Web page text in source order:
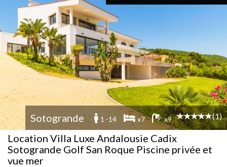
Sotogrande 1 -14 x7 x9 (1)
Location Villa Luxe Andalousie Cadix
Sotogrande Golf San Roque Piscine privée et
vue mer